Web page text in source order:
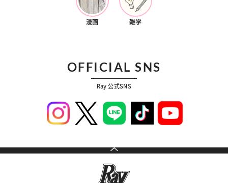
漫画 雑学
OFFICIAL SNS
Ray 公式SNS